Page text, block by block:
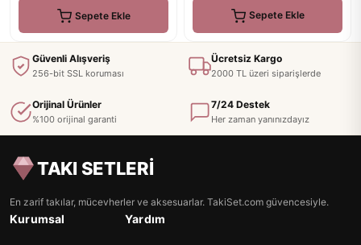
Sepete Ekle Sepete Ekle
Güvenli Alışveriş
256-bit SSL koruması
Ücretsiz Kargo
2000 TL üzeri siparişlerde
Orijinal Ürünler
%100 orijinal garanti
7/24 Destek
Her zaman yanınızdayız
TAKI SETLERİ
En zarif takılar, mücevherler ve aksesuarlar. TakiSet.com güvencesiyle.
Kurumsal Yardım